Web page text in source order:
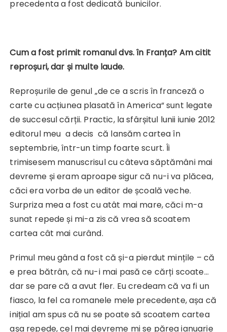
precedenta a fost dedicată bunicilor.
Cum a fost primit romanul dvs. în Franța? Am citit
reproșuri, dar și multe laude.
Reproșurile de genul „de ce a scris în franceză o
carte cu acțiunea plasată în America“ sunt legate
de succesul cărții. Practic, la sfârșitul lunii iunie 2012
editorul meu a decis că lansăm cartea în
septembrie, într-un timp foarte scurt. Îi
trimisesem manuscrisul cu câteva săptămâni mai
devreme și eram aproape sigur că nu-i va plăcea,
căci era vorba de un editor de școală veche.
Surpriza mea a fost cu atât mai mare, căci m-a
sunat repede și mi-a zis că vrea să scoatem
cartea cât mai curând.
Primul meu gând a fost că și-a pierdut mințile – că
e prea bătrân, că nu-i mai pasă ce cărți scoate…
dar se pare că a avut fler. Eu credeam că va fi un
fiasco, la fel ca romanele mele precedente, așa că
inițial am spus că nu se poate să scoatem cartea
așa repede, cel mai devreme mi se părea ianuarie